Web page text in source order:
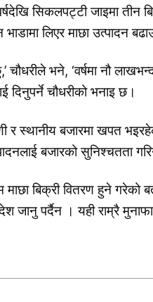
सिकलपट्टी जाइमा तीन
लिएर माछा उत्पादन
चौधरीले भने, ‘वर्षमा नौ
दिनुपर्ने चौधरीको भनाइ छ।
र स्थानीय बजारमा खपत
बजारको सुनिश्चतता
बिक्री वितरण हुने गरेको
जानु पर्दैन । यही राम्रै